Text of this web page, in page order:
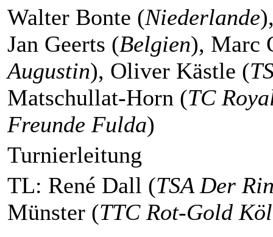
Walter Bonte (Niederlande
Jan Geerts (Belgien), Marc
Augustin), Oliver Kästle (
Matschullat-Horn (TC
Freunde Fulda)
Turnierleitung
TL: René Dall (TSA Der
Münster (TTC Rot-Gold